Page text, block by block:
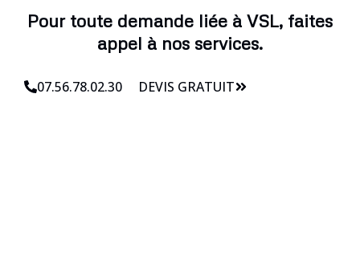
Pour toute demande liée à VSL, faites
appel à nos services.
07.56.78.02.30 DEVIS GRATUIT